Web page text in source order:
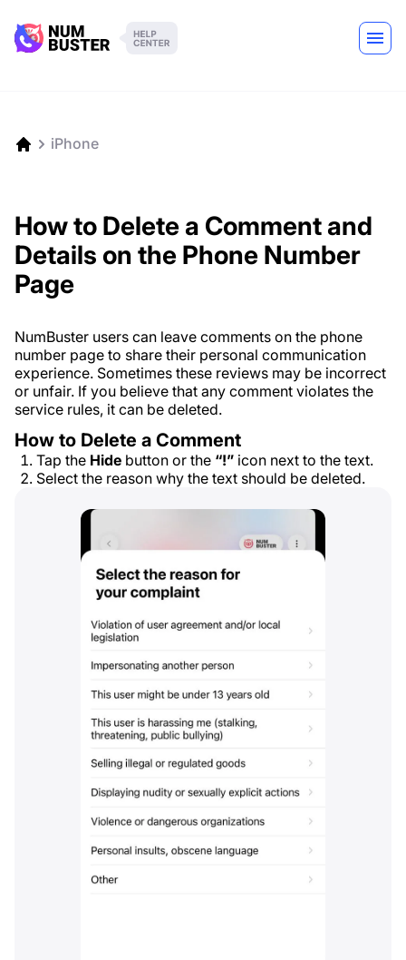
iPhone
How to Delete a Comment and
Details on the Phone Number
Page
NumBuster users can leave comments on the phone
number page to share their personal communication
experience. Sometimes these reviews may be incorrect
or unfair. If you believe that any comment violates the
service rules, it can be deleted.
How to Delete a Comment
Tap the Hide button or the “!” icon next to the text.
Select the reason why the text should be deleted.